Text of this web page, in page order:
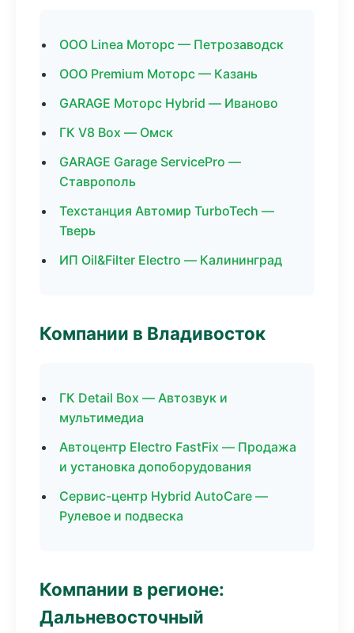
ООО Linea Моторс — Петрозаводск
ООО Premium Моторс — Казань
GARAGE Моторс Hybrid — Иваново
ГК V8 Box — Омск
GARAGE Garage ServicePro —
Ставрополь
Техстанция Автомир TurboTech —
Тверь
ИП Oil&Filter Electro — Калининград
Компании в Владивосток
ГК Detail Box — Автозвук и
мультимедиа
Автоцентр Electro FastFix — Продажа
и установка допоборудования
Сервис-центр Hybrid AutoCare —
Рулевое и подвеска
Компании в регионе:
Дальневосточный